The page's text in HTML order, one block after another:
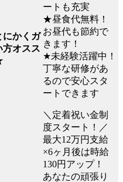
かくガ
方オスス
ートも充実
★昼食代無料！
お昼代も節約で
きます！
★未経験活躍中！
丁寧な研修があ
るので安心スタ
ートできます
＼定着祝い金制
度スタート！／
最大12万円支給
×6ヶ月後は時給
130円アップ！
あなたの頑張り